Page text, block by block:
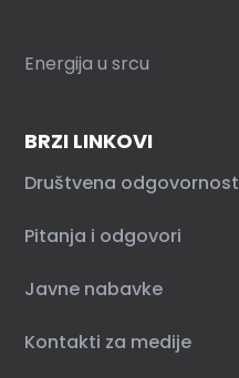
Energija u srcu
BRZI LINKOVI
Društvena odgovornost
Pitanja i odgovori
Javne nabavke
Kontakti za medije